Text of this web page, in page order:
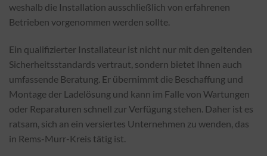
weshalb die Installation ausschließlich von erfahrenen
Betrieben vorgenommen werden sollte.
Ein qualifizierter Installateur ist nicht nur mit den geltenden
Sicherheitsstandards vertraut, sondern bietet Ihnen auch
umfassende Beratung. Er übernimmt die Beschaffung und
Montage der Ladelösung und kann im Falle von Wartungen
oder Reparaturen schnell zur Verfügung stehen. Daher ist es
ratsam, sich an ein versiertes Unternehmen zu wenden, das
in Rems-Murr-Kreis tätig ist.